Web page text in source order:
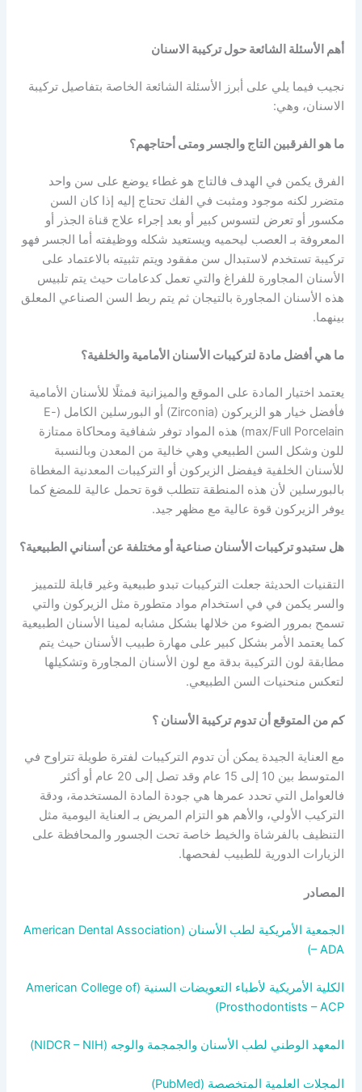
أهم الأسئلة الشائعة حول تركيبة الاسنان
نجيب فيما يلي على أبرز الأسئلة الشائعة الخاصة بتفاصيل تركيبة
الاسنان، وهي:
ما هو الفرقبين التاج والجسر ومتى أحتاجهم؟
الفرق يكمن في الهدف فالتاج هو غطاء يوضع على سن واحد
متضرر لكنه موجود ومثبت في الفك تحتاج إليه إذا كان السن
مكسور أو تعرض لتسوس كبير أو بعد إجراء علاج قناة الجذر أو
المعروفة بـ العصب ليحميه ويستعيد شكله ووظيفته أما الجسر فهو
تركيبة تستخدم لاستبدال سن مفقود ويتم تثبيته بالاعتماد على
الأسنان المجاورة للفراغ والتي تعمل كدعامات حيث يتم تلبيس
هذه الأسنان المجاورة بالتيجان ثم يتم ربط السن الصناعي المعلق
بينهما.
ما هي أفضل مادة لتركيبات الأسنان الأمامية والخلفية؟
يعتمد اختيار المادة على الموقع والميزانية فمثلًا للأسنان الأمامية
فأفضل خيار هو الزيركون (Zirconia) أو البورسلين الكامل (E-
max/Full Porcelain) هذه المواد توفر شفافية ومحاكاة ممتازة
للون وشكل السن الطبيعي وهي خالية من المعدن وبالنسبة
للأسنان الخلفية فيفضل الزيركون أو التركيبات المعدنية المغطاة
بالبورسلين لأن هذه المنطقة تتطلب قوة تحمل عالية للمضغ كما
يوفر الزيركون قوة عالية مع مظهر جيد.
هل ستبدو تركيبات الأسنان صناعية أو مختلفة عن أسناني الطبيعية؟
التقنيات الحديثة جعلت التركيبات تبدو طبيعية وغير قابلة للتمييز
والسر يكمن في في استخدام مواد متطورة مثل الزيركون والتي
تسمح بمرور الضوء من خلالها بشكل مشابه لمينا الأسنان الطبيعية
كما يعتمد الأمر بشكل كبير على مهارة طبيب الأسنان حيث يتم
مطابقة لون التركيبة بدقة مع لون الأسنان المجاورة وتشكيلها
لتعكس منحنيات السن الطبيعي.
كم من المتوقع أن تدوم تركيبة الأسنان ؟
مع العناية الجيدة يمكن أن تدوم التركيبات لفترة طويلة تتراوح في
المتوسط بين 10 إلى 15 عام وقد تصل إلى 20 عام أو أكثر
فالعوامل التي تحدد عمرها هي جودة المادة المستخدمة، ودقة
التركيب الأولي، والأهم هو التزام المريض بـ العناية اليومية مثل
التنظيف بالفرشاة والخيط خاصة تحت الجسور والمحافظة على
الزيارات الدورية للطبيب لفحصها.
المصادر
الجمعية الأمريكية لطب الأسنان (American Dental Association
– ADA)
الكلية الأمريكية لأطباء التعويضات السنية (American College of
Prosthodontists – ACP)
المعهد الوطني لطب الأسنان والجمجمة والوجه (NIDCR – NIH)
المجلات العلمية المتخصصة (PubMed)